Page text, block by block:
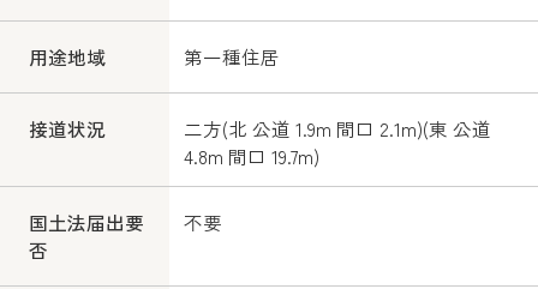
用途地域 第一種住居
接道状況
二方(北 公道 1.9m 間口 2.1m)(東 公道
4.8m 間口 19.7m)
国土法届出要
否
不要